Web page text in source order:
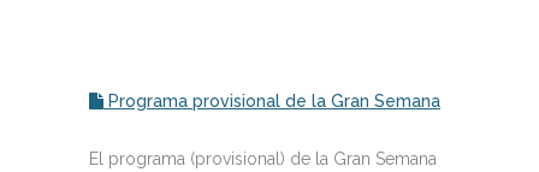
Programa provisional de la Gran Semana
El programa (provisional) de la Gran Semana